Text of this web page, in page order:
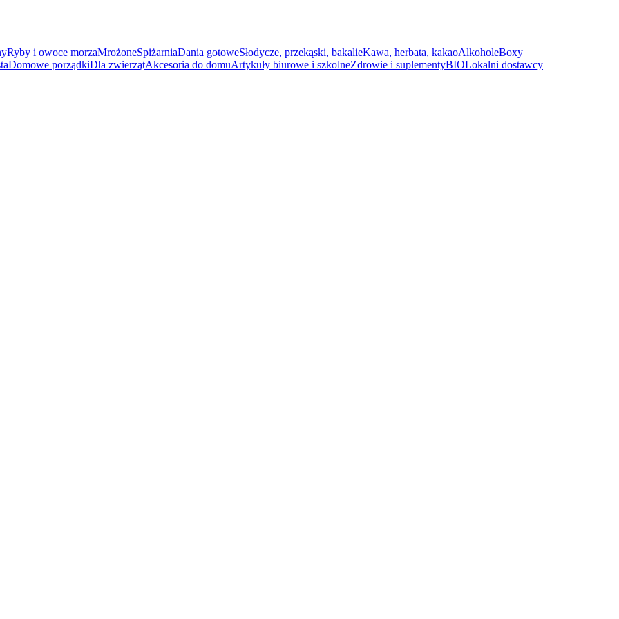
Ryby i owoce morzaMrożoneSpiżarniaDania gotoweSłodycze, przekąski, bakalieKawa, herbata, kakaoAlkoholeBoxy
Domowe porządkiDla zwierzątAkcesoria do domuArtykuły biurowe i szkolneZdrowie i suplementyBIOLokalni dostawcy